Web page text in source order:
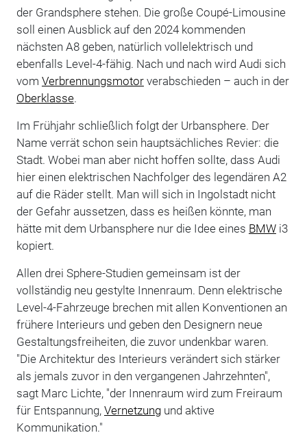
der Grandsphere stehen. Die große Coupé-Limousine
soll einen Ausblick auf den 2024 kommenden
nächsten A8 geben, natürlich vollelektrisch und
ebenfalls Level-4-fähig. Nach und nach wird Audi sich
vom Verbrennungsmotorverabschieden – auch in der
Oberklasse.
Im Frühjahr schließlich folgt der Urbansphere. Der
Name verrät schon sein hauptsächliches Revier: die
Stadt. Wobei man aber nicht hoffen sollte, dass Audi
hier einen elektrischen Nachfolger des legendären A2
auf die Räder stellt. Man will sich in Ingolstadt nicht
der Gefahr aussetzen, dass es heißen könnte, man
hätte mit dem Urbansphere nur die Idee eines BMWi3
kopiert.
Allen drei Sphere-Studien gemeinsam ist der
vollständig neu gestylte Innenraum. Denn elektrische
Level-4-Fahrzeuge brechen mit allen Konventionen an
frühere Interieurs und geben den Designern neue
Gestaltungsfreiheiten, die zuvor undenkbar waren.
"Die Architektur des Interieurs verändert sich stärker
als jemals zuvor in den vergangenen Jahrzehnten",
sagt Marc Lichte, "der Innenraum wird zum Freiraum
für Entspannung, Vernetzungund aktive
Kommunikation."